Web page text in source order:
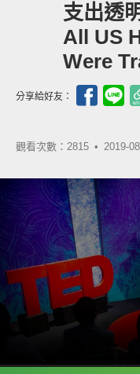
支出透
All US
Were
分享給好友：
觀看次數：2815 • 2019-